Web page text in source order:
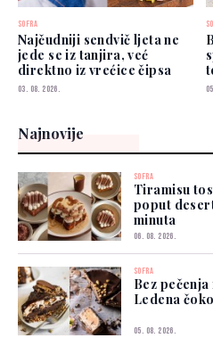
SOFRA
Najčudniji sendvič ljeta ne
jede se iz tanjira, već
direktno iz vrećice čipsa
03. 08. 2026.
Najnovije
SOFRA
Tiramisu
poput
minuta
06. 08. 2026.
SOFRA
Bez
Ledena
05. 08. 2026.